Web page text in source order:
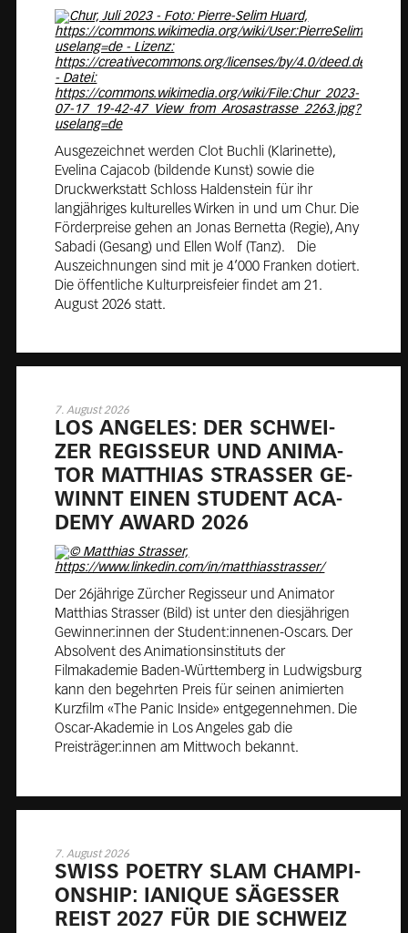
Ausgezeichnet werden Clot Buchli (Klarinette),
Evelina Cajacob (bildende Kunst) sowie die
Druckwerkstatt Schloss Haldenstein für ihr
langjähriges kulturelles Wirken in und um Chur. Die
Förderpreise gehen an Jonas Bernetta (Regie), Any
Sabadi (Gesang) und Ellen Wolf (Tanz). Die
Auszeichnungen sind mit je 4‘000 Franken dotiert.
Die öffentliche Kulturpreisfeier findet am 21.
August 2026 statt.
7. August 2026
LOS AN­GE­LES: DER SCHWEI­
ZER RE­GIS­SEUR UND ANI­MA­
TOR MAT­THI­AS STRAS­SER GE­
WINNT EINEN STU­DENT ACA­
DE­MY AWARD 2026
Der 26jährige Zürcher Regisseur und Animator
Matthias Strasser (Bild) ist unter den diesjährigen
Gewinner:innen der Student:innenen-Oscars. Der
Absolvent des Animationsinstituts der
Filmakademie Baden-Württemberg in Ludwigsburg
kann den begehrten Preis für seinen animierten
Kurzfilm «The Panic Inside» entgegennehmen. Die
Oscar-Akademie in Los Angeles gab die
Preisträger:innen am Mittwoch bekannt.
7. August 2026
SWISS POET­RY SLAM CHAM­PI­
ON­SHIP: IANI­QUE SÄ­GES­SER
REIST 2027 FÜR DIE SCHWEIZ